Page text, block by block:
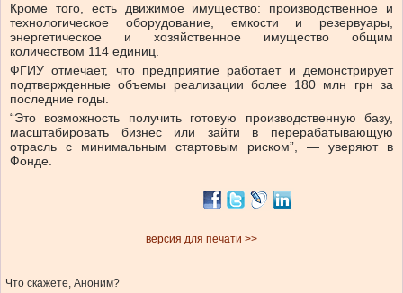
Кроме того, есть движимое имущество: производственное и
технологическое оборудование, емкости и резервуары,
энергетическое и хозяйственное имущество общим
количеством 114 единиц.
ФГИУ отмечает, что предприятие работает и демонстрирует
подтвержденные объемы реализации более 180 млн грн за
последние годы.
“Это возможность получить готовую производственную базу,
масштабировать бизнес или зайти в перерабатывающую
отрасль с минимальным стартовым риском”, — уверяют в
Фонде.
версия для печати >>
Что скажете, Аноним?